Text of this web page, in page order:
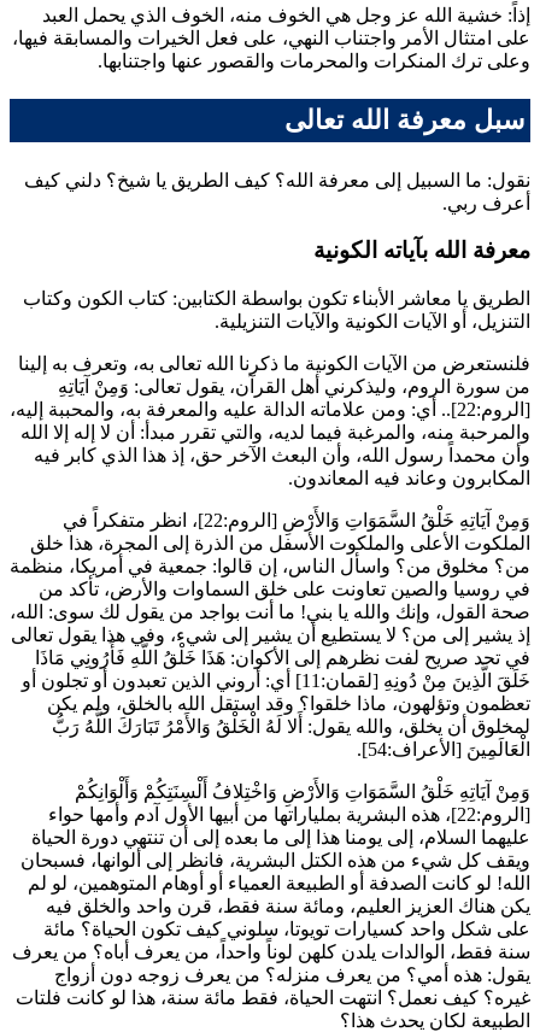
إذاً: خشية الله عز وجل هي الخوف منه، الخوف الذي يحمل العبد
على امتثال الأمر واجتناب النهي، على فعل الخيرات والمسابقة فيها،
وعلى ترك المنكرات والمحرمات والقصور عنها واجتنابها.
سبل معرفة الله تعالى
نقول: ما السبيل إلى معرفة الله؟ كيف الطريق يا شيخ؟ دلني كيف
أعرف ربي.
معرفة الله بآياته الكونية
الطريق يا معاشر الأبناء تكون بواسطة الكتابين: كتاب الكون وكتاب
التنزيل، أو الآيات الكونية والآيات التنزيلية.
فلنستعرض من الآيات الكونية ما ذكرنا الله تعالى به، وتعرف به إلينا
من سورة الروم، وليذكرني أهل القرآن، يقول تعالى: وَمِنْ آيَاتِهِ
[الروم:22].. أي: ومن علاماته الدالة عليه والمعرفة به، والمحببة إليه،
والمرحبة منه، والمرغبة فيما لديه، والتي تقرر مبدأ: أن لا إله إلا الله
وأن محمداً رسول الله، وأن البعث الآخر حق، إذ هذا الذي كابر فيه
المكابرون وعاند فيه المعاندون.
وَمِنْ آيَاتِهِ خَلْقُ السَّمَوَاتِ وَالأَرْضِ
[الروم:22]، انظر متفكراً في
الملكوت الأعلى والملكوت الأسفل من الذرة إلى المجرة، هذا خلق
من؟ مخلوق من؟ واسأل الناس، إن قالوا: جمعية في أمريكا، منظمة
في روسيا والصين تعاونت على خلق السماوات والأرض، تأكد من
صحة القول، وإنك والله يا بني! ما أنت بواجد من يقول لك سوى: الله،
إذ يشير إلى من؟ لا يستطيع أن يشير إلى شيء، وفي هذا يقول تعالى
في تحد صريح لفت نظرهم إلى الأكوان: هَذَا خَلْقُ اللَّهِ فَأَرُونِي مَاذَا
خَلَقَ الَّذِينَ مِنْ دُونِهِ
[لقمان:11] أي: أروني الذين تعبدون أو تجلون أو
تعظمون وتؤلهون، ماذا خلقوا؟ وقد استقل الله بالخلق، ولم يكن
لمخلوق أن يخلق، والله يقول: أَلا لَهُ الْخَلْقُ وَالأَمْرُ تَبَارَكَ اللَّهُ رَبُّ
الْعَالَمِينَ [الأعراف:54].
وَمِنْ آيَاتِهِ خَلْقُ السَّمَوَاتِ وَالأَرْضِ وَاخْتِلافُ أَلْسِنَتِكُمْ وَأَلْوَانِكُمْ
[الروم:22]، هذه البشرية بملياراتها من أبيها الأول آدم وأمها
حواء
عليهما السلام، إلى يومنا هذا إلى ما بعده إلى أن تنتهي دورة الحياة
ويقف كل شيء من هذه الكتل البشرية، فانظر إلى ألوانها، فسبحان
الله! لو كانت الصدفة أو الطبيعة العمياء أو أوهام المتوهمين، لو لم
يكن هناك العزيز العليم، ومائة سنة فقط، قرن واحد والخلق فيه
على شكل واحد كسيارات تويوتا، سلوني كيف تكون الحياة؟ مائة
سنة فقط، الوالدات يلدن كلهن لوناً واحداً، من يعرف أباه؟ من يعرف
يقول: هذه أمي؟ من يعرف منزله؟ من يعرف زوجه دون أزواج
غيره؟ كيف نعمل؟ انتهت الحياة، فقط مائة سنة، هذا لو كانت فلتات
الطبيعة لكان يحدث هذا؟